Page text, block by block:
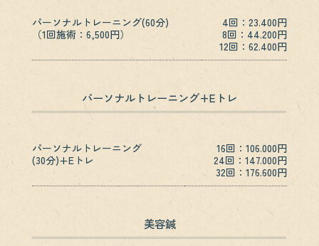
パーソナルトレーニング(60分)
（1回施術：6,500円）
4回：23.400円
8回：44.200円
12回：62.400円
パーソナルトレーニング+Eトレ
パーソナルトレーニング
(30分)+Eトレ
16回：106.000円
24回：147.000円
32回：176.600円
美容鍼